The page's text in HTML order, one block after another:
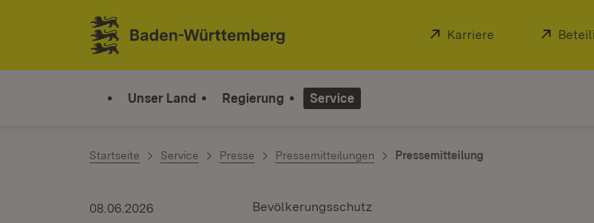
Zum Inhalt springen
Link zur Startseite
Extern:
Karriere (Öffnet in
Unser Land Regierung Service
Startseite Service Presse Pressemitteilungen Pressemitteilung
Bevölkerungsschutz
08.06.2026